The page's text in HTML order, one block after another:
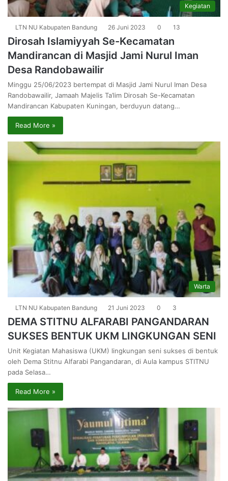
Kegiatan
LTN NU Kabupaten Bandung 26 Juni 2023 0 13
Dirosah Islamiyyah Se-Kecamatan
Mandirancan di Masjid Jami Nurul Iman
Desa Randobawailir
Minggu 25/06/2023 bertempat di Masjid Jami Nurul Iman Desa
Randobawailir, Jamaah Majelis Ta’lim Dirosah Se-Kecamatan
Mandirancan Kabupaten Kuningan, berduyun datang…
Read More »
Warta
LTN NU Kabupaten Bandung 21 Juni 2023 0 3
DEMA STITNU ALFARABI PANGANDARAN
SUKSES BENTUK UKM LINGKUNGAN SENI
Unit Kegiatan Mahasiswa (UKM) lingkungan seni sukses di bentuk
oleh Dema Stitnu Alfarabi Pangandaran, di Aula kampus STITNU
pada Selasa…
Read More »